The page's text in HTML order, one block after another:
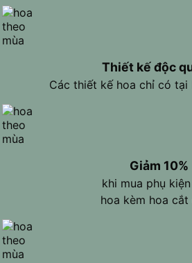
Thiết kế độc
Các thiết kế hoa chỉ có tại
Giảm 10%
khi mua phụ
hoa kèm hoa cắt